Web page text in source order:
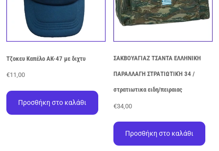
σελίδα
του
προϊόντος
Τζοκευ Καπέλο AK-47 με διχτυ
€11,00
Προσθήκη στο καλάθι
ΣΑΚΒΟΥΑΓΙΑΖ ΤΣΑΝΤΑ ΕΛΛΗΝΙΚΗ
ΠΑΡΑΛΛΑΓΗ ΣΤΡΑΤΙΩΤΙΚΉ 34 /
στρατιωτικα ειδη/πειραιας
€34,00
Προσθήκη στο καλάθι